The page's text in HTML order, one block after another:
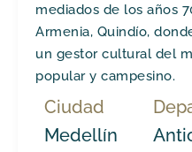
mediados de los años
Armenia, Quindío,
un gestor cultural del
popular y campesino.
Ciudad
Medellín